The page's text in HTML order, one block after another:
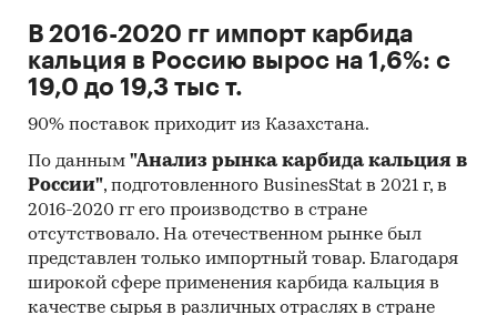
В 2016-2020 гг импорт карбида
кальция в Россию вырос на 1,6%: с
19,0 до 19,3 тыс т.
90% поставок приходит из Казахстана.
По данным "Анализ рынка карбида кальция в
России", подготовленного BusinesStat в 2021 г, в
2016-2020 гг его производство в стране
отсутствовало. На отечественном рынке был
представлен только импортный товар. Благодаря
широкой сфере применения карбида кальция в
качестве сырья в различных отраслях в стране